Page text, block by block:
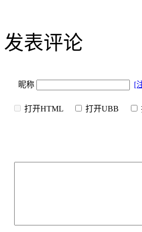
发表评论
昵称 [
打开HTML 打开UBB